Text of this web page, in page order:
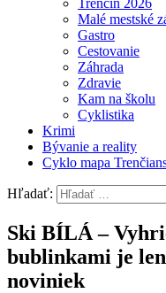
Trenčín 2026
Malé mestské
Gastro
Cestovanie
Záhrada
Zdravie
Kam na školu
Cyklistika
Krimi
Bývanie a reality
Cyklo mapa
Hľadať:
Ski BÍLÁ –
bublinkami je
noviniek